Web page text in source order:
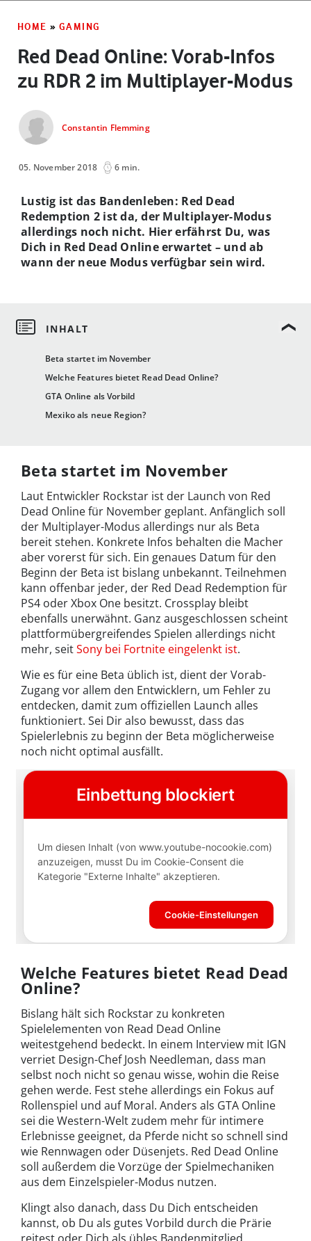
HOME » GAMING
Red Dead Online: Vorab-Infos
zu RDR 2 im Multiplayer-Modus
Constantin Flemming
05. November 2018 6 min.
Beta startet im November
Welche Features bietet Read Dead Online?
GTA Online als Vorbild
Mexiko als neue Region?
Lustig ist das Bandenleben: Red Dead
Redemption 2 ist da, der Multiplayer-Modus
allerdings noch nicht. Hier erfährst Du, was
Dich in Red Dead Online erwartet – und ab
wann der neue Modus verfügbar sein wird.
Beta startet im November
Laut Entwickler Rockstar ist der Launch von Red
Dead Online für November geplant. Anfänglich soll
der Multiplayer-Modus allerdings nur als Beta
bereit stehen. Konkrete Infos behalten die Macher
aber vorerst für sich. Ein genaues Datum für den
Beginn der Beta ist bislang unbekannt. Teilnehmen
kann offenbar jeder, der Red Dead Redemption für
PS4 oder Xbox One besitzt. Crossplay bleibt
ebenfalls unerwähnt. Ganz ausgeschlossen scheint
plattformübergreifendes Spielen allerdings nicht
mehr, seitSony bei Fortnite eingelenkt ist.
Wie es für eine Beta üblich ist, dient der Vorab-
Zugang vor allem den Entwicklern, um Fehler zu
entdecken, damit zum offiziellen Launch alles
funktioniert. Sei Dir also bewusst, dass das
Spielerlebnis zu beginn der Beta möglicherweise
noch nicht optimal ausfällt.
Welche Features bietet Read Dead
Online?
Bislang hält sich Rockstar zu konkreten
Spielelementen von Read Dead Online
weitestgehend bedeckt. In einem Interview mit IGN
verriet Design-Chef Josh Needleman, dass man
selbst noch nicht so genau wisse, wohin die Reise
gehen werde. Fest stehe allerdings ein Fokus auf
Rollenspiel und auf Moral. Anders als GTA Online
sei die Western-Welt zudem mehr für intimere
Erlebnisse geeignet, da Pferde nicht so schnell sind
wie Rennwagen oder Düsenjets. Red Dead Online
soll außerdem die Vorzüge der Spielmechaniken
aus dem Einzelspieler-Modus nutzen.
Klingt also danach, dass Du Dich entscheiden
kannst, ob Du als gutes Vorbild durch die Prärie